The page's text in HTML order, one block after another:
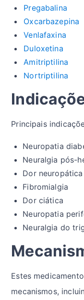
Pregabalina
Oxcarbazepina
Venlafaxina
Duloxetina
Amitriptilina
Nortriptilina
Principais
Neuropatia
Neuralgia pós-
Dor
Fibromialgia
Dor ciática
Neuropatia
Neuralgia do
Estes
mecanismos,